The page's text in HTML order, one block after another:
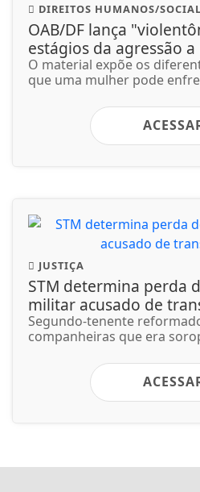
DIREITOS HUMANOS/SOCIAL
OAB/DF lança
estágios da agressão
O material expõe os
que uma mulher pode
JUSTIÇA
STM determina perda
militar acusado de
Segundo-tenente
companheiras que era